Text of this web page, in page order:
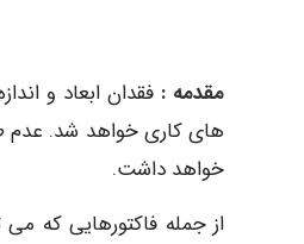
مقدمه : فقدان ابعاد و
های کاری خواهد شد. عدم
خواهد داشت.
از جمله فاکتورهایی که